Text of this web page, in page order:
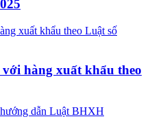
hàng xuất khẩu theo